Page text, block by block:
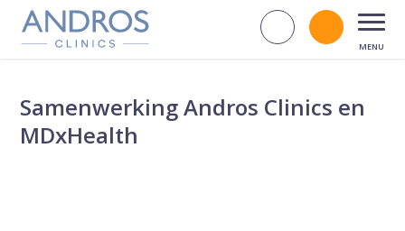
Navigatie overslaan
Zoek op
Bel
Samenwerking Andros Clinics en
MDxHealth